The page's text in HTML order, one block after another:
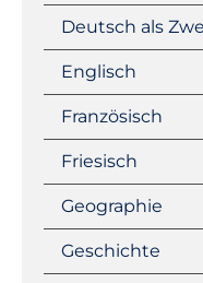
Deutsch als
Englisch
Französisch
Friesisch
Geographie
Geschichte